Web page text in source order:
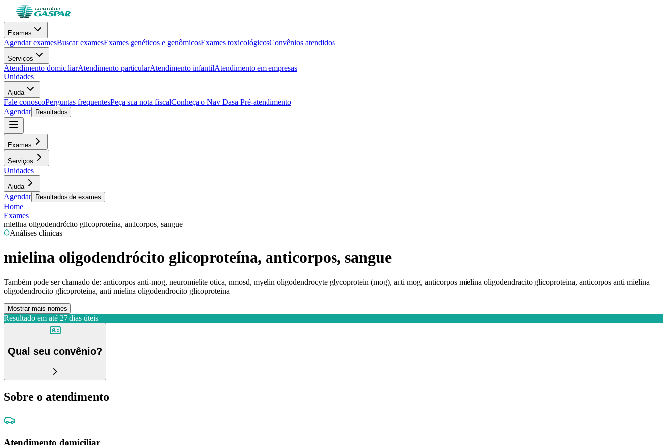
Exames
Agendar examesBuscar examesExames genéticos e genômicosExames toxicológicosConvênios atendidos
Serviços
Atendimento domiciliarAtendimento particularAtendimento infantilAtendimento em empresas
Unidades
Ajuda
Fale conoscoPerguntas frequentesPeça sua nota fiscalConheça o Nav Dasa Pré-atendimento
Agendar
Resultados
Exames
Serviços
Unidades
Ajuda
Agendar Resultados de exames
Home
Exames
mielina oligodendrócito glicoproteína, anticorpos, sangue
Análises clínicas
mielina oligodendrócito glicoproteína, anticorpos, sangue
Também pode ser chamado de: anticorpos anti-mog, neuromielite otica, nmosd, myelin oligodendrocyte glycoprotein (mog), anti mog, anticorpos mielina oligodendracito glicoproteina, anticorpos anti mielina
oligodendrocito glicoproteina, anti mielina oligodendrocito glicoproteina
Mostrar mais nomes
Resultado em até 27 dias úteis
Qual seu convênio?
Sobre o atendimento
Atendimento domiciliar